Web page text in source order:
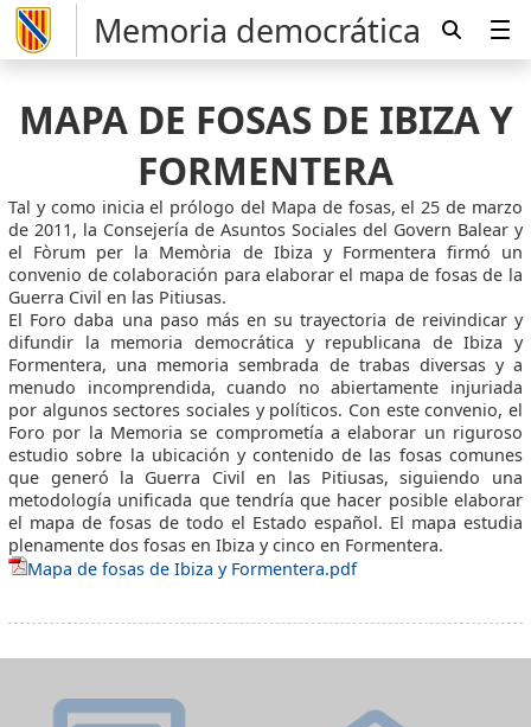
Memoria democrática
MAPA DE FOSAS DE IBIZA Y
FORMENTERA
Tal y como inicia el prólogo del Mapa de fosas, el 25 de marzo
de 2011, la Consejería de Asuntos Sociales del Govern Balear y
el Fòrum per la Memòria de Ibiza y Formentera firmó un
convenio de colaboración para elaborar el mapa de fosas de la
Guerra Civil en las Pitiusas.
El Foro daba una paso más en su trayectoria de reivindicar y
difundir la memoria democrática y republicana de Ibiza y
Formentera, una memoria sembrada de trabas diversas y a
menudo incomprendida, cuando no abiertamente injuriada
por algunos sectores sociales y políticos. Con este convenio, el
Foro por la Memoria se comprometía a elaborar un riguroso
estudio sobre la ubicación y contenido de las fosas comunes
que generó la Guerra Civil en las Pitiusas, siguiendo una
metodología unificada que tendría que hacer posible elaborar
el mapa de fosas de todo el Estado español. El mapa estudia
plenamente dos fosas en Ibiza y cinco en Formentera.
Mapa de fosas de Ibiza y Formentera.pdf